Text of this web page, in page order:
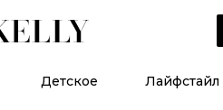
Детское Лайфстайл